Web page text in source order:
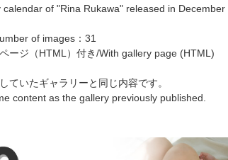
of "Rina Rukawa" released in December
of images：31
ページ（HTML）付き/With gallery page (HTML)
ていたギャラリーと同じ内容です。
content as the gallery previously published.